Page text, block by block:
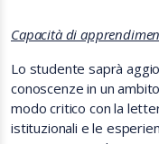
Capacità di
Lo studente saprà
conoscenze in un
modo critico con la
istituzionali e le